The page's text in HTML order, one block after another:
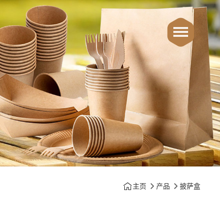
主页 产品 披萨盒